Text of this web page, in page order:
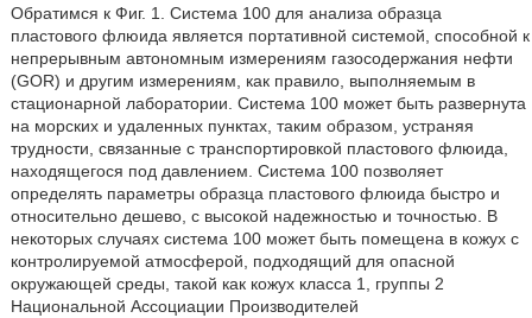
Обратимся к Фиг. 1. Система 100 для анализа образца
пластового флюида является портативной системой, способной к
непрерывным автономным измерениям газосодержания нефти
(GOR) и другим измерениям, как правило, выполняемым в
стационарной лаборатории. Система 100 может быть развернута
на морских и удаленных пунктах, таким образом, устраняя
трудности, связанные с транспортировкой пластового флюида,
находящегося под давлением. Система 100 позволяет
определять параметры образца пластового флюида быстро и
относительно дешево, с высокой надежностью и точностью. В
некоторых случаях система 100 может быть помещена в кожух с
контролируемой атмосферой, подходящий для опасной
окружающей среды, такой как кожух класса 1, группы 2
Национальной Ассоциации Производителей